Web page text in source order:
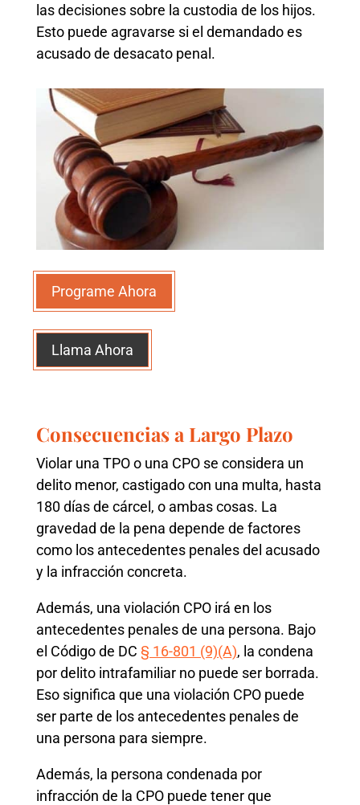
las decisiones sobre la custodia de los hijos.
Esto puede agravarse si el demandado es
acusado de desacato penal.
Programe Ahora
Llama Ahora
Consecuencias a Largo Plazo
Violar una TPO o una CPO se considera un
delito menor, castigado con una multa, hasta
180 días de cárcel, o ambas cosas. La
gravedad de la pena depende de factores
como los antecedentes penales del acusado
y la infracción concreta.
Además, una violación CPO irá en los
antecedentes penales de una persona. Bajo
el Código de DC § 16-801 (9)(A), la condena
por delito intrafamiliar no puede ser borrada.
Eso significa que una violación CPO puede
ser parte de los antecedentes penales de
una persona para siempre.
Además, la persona condenada por
infracción de la CPO puede tener que